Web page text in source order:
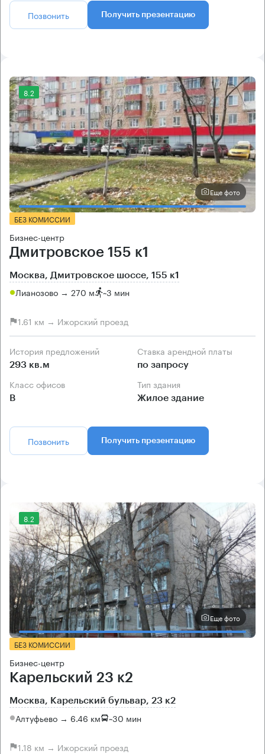
Позвонить Получить презентацию
8.2
Еще фото
БЕЗ КОМИССИИ
Бизнес-центр
Дмитровское 155 к1
Москва, Дмитровское шоссе, 155 к1
Лианозово → 270 м ~3 мин
1.61 км → Ижорский проезд
История предложений
293 кв.м
Ставка арендной платы
по запросу
Класс офисов
B
Тип здания
Жилое здание
Позвонить Получить презентацию
8.2
Еще фото
БЕЗ КОМИССИИ
Бизнес-центр
Карельский 23 к2
Москва, Карельский бульвар, 23 к2
Алтуфьево → 6.46 км ~30 мин
1.18 км → Ижорский проезд